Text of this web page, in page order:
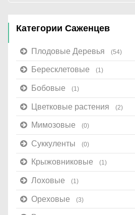
Категории Саженцев
Плодовые Деревья (54)
Бересклетовые (1)
Бобовые (1)
Цветковые растения (2)
Мимозовые (0)
Суккуленты (0)
Крыжовниковые (1)
Лоховые (1)
Ореховые (3)